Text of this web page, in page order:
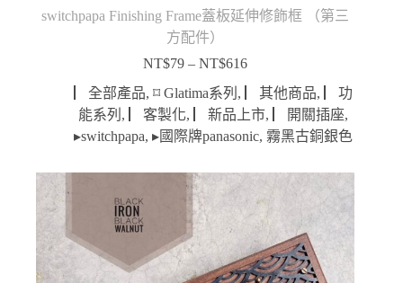
switchpapa Finishing Frame蓋板延伸修飾框 （第三
方配件）
NT$79 – NT$616價
格
範
圍：
到
NT$616
▏全部產品,⌑ Glatima系列 , ▏其他商品,
▏功
能系列 , ▏客製化, ▏新品上市, ▏開關插座,
▸switchpapa,▸國際牌panasonic, 霧黑古銅銀色